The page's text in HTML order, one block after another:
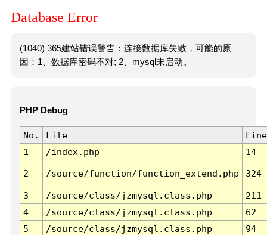
Database Error
(1040) 365建站错误警告：连接数据库失败，可能的原
因：1、数据库密码不对; 2、mysql未启动。
PHP Debug
No. File
Line
1
/index.php 14
2 /source/function/function_extend.php 324
3 /source/class/jzmysql.class.php
211
4
/source/class/jzmysql.class.php
62
5
/source/class/jzmysql.class.php
94